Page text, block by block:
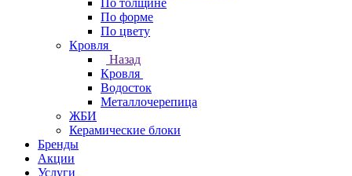
По толщине
По форме
По цвету
Кровля
Назад
Кровля
Водосток
Металлочерепица
ЖБИ
Керамические блоки
Бренды
Акции
Услуги